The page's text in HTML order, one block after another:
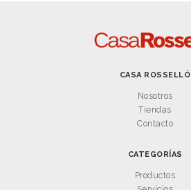
CASA ROSSELLÓ
Nosotros
Tiendas
Contacto
CATEGORÍAS
Productos